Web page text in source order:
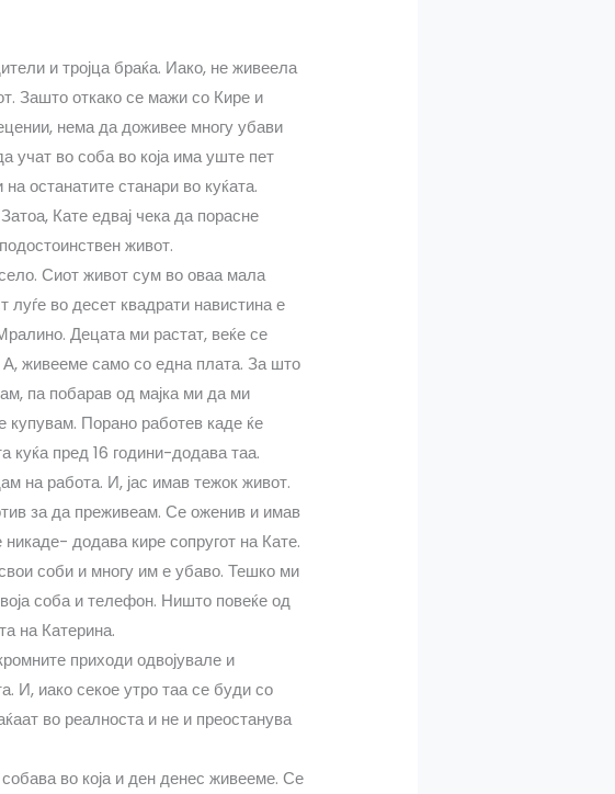
и тројца браќа. Иако, не живеела
Зашто откако се мажи со Кире и
нема да доживее многу убави
учат во соба во која има уште пет
останатите станари во куќата.
Кате едвај чека да порасне
живот.
Сиот живот сум во оваа мала
во десет квадрати навистина е
Децата ми растат, веќе се
А, живееме само со една плата. За што
па побарав од мајка ми да ми
купувам. Порано работев каде ќе
куќа пред 16 години-додава таа.
на работа. И, јас имав тежок живот.
за да преживеам. Се оженив и имав
додава кире сопругот на Кате.
соби и многу им е убаво. Тешко ми
соба и телефон. Ништо повеќе од
на Катерина.
приходи одвојувале и
И, иако секое утро таа се буди со
во реалноста и не и преостанува
во која и ден денес живееме. Се